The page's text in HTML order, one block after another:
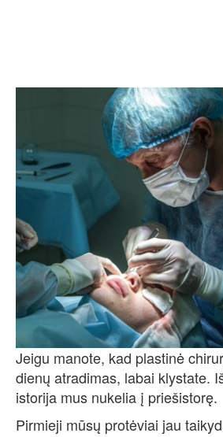
Jeigu manote, kad plastinė
dienų atradimas, labai klystate.
istorija mus nukelia į priešistorę.
Pirmieji mūsų protėviai jau